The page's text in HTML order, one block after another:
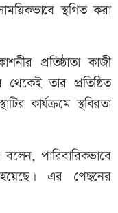
স্থগিত করা
প্রতিষ্ঠাতা কাজী
তার প্রতিষ্ঠিত
কার্যক্রমে স্থবিরতা
পারিবারিকভাবে
এর পেছনের